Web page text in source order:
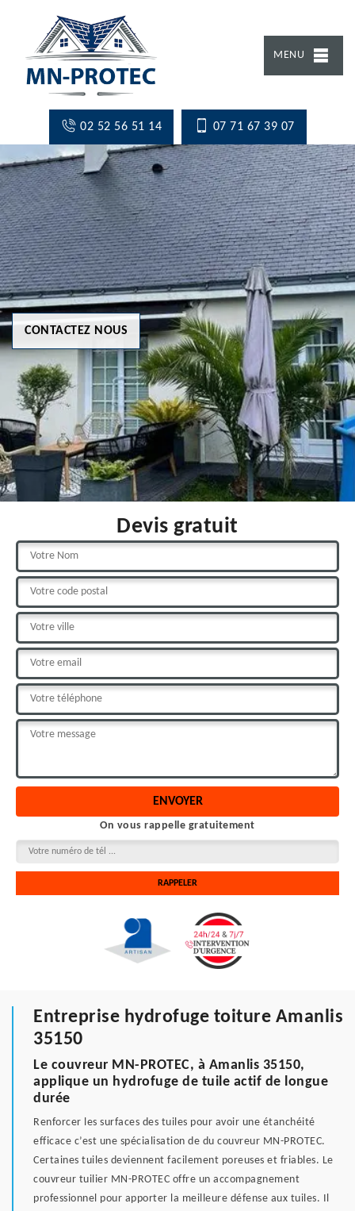
MENU
02 52 56 51 14 07 71 67 39 07
CONTACTEZ NOUS
Devis gratuit
On vous rappelle gratuitement
Entreprise hydrofuge toiture Amanlis
35150
Le couvreur MN-PROTEC, à Amanlis 35150,
applique un hydrofuge de tuile actif de longue
durée
Renforcer les surfaces des tuiles pour avoir une étanchéité
efficace c’est une spécialisation de du couvreur MN-PROTEC.
Certaines tuiles deviennent facilement poreuses et friables. Le
couvreur tuilier MN-PROTEC offre un accompagnement
professionnel pour apporter la meilleure défense aux tuiles. Il